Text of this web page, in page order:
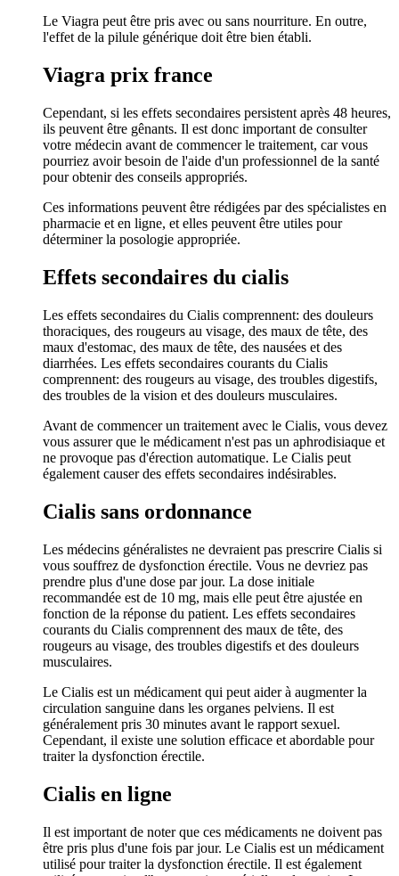
Le Viagra peut être pris avec ou sans nourriture. En outre,
l'effet de la pilule générique doit être bien établi.
Viagra prix france
Cependant, si les effets secondaires persistent après 48 heures,
ils peuvent être gênants. Il est donc important de consulter
votre médecin avant de commencer le traitement, car vous
pourriez avoir besoin de l'aide d'un professionnel de la santé
pour obtenir des conseils appropriés.
Ces informations peuvent être rédigées par des spécialistes en
pharmacie et en ligne, et elles peuvent être utiles pour
déterminer la posologie appropriée.
Effets secondaires du cialis
Les effets secondaires du Cialis comprennent: des douleurs
thoraciques, des rougeurs au visage, des maux de tête, des
maux d'estomac, des maux de tête, des nausées et des
diarrhées. Les effets secondaires courants du Cialis
comprennent: des rougeurs au visage, des troubles digestifs,
des troubles de la vision et des douleurs musculaires.
Avant de commencer un traitement avec le Cialis, vous devez
vous assurer que le médicament n'est pas un aphrodisiaque et
ne provoque pas d'érection automatique. Le Cialis peut
également causer des effets secondaires indésirables.
Cialis sans ordonnance
Les médecins généralistes ne devraient pas prescrire Cialis si
vous souffrez de dysfonction érectile. Vous ne devriez pas
prendre plus d'une dose par jour. La dose initiale
recommandée est de 10 mg, mais elle peut être ajustée en
fonction de la réponse du patient. Les effets secondaires
courants du Cialis comprennent des maux de tête, des
rougeurs au visage, des troubles digestifs et des douleurs
musculaires.
Le Cialis est un médicament qui peut aider à augmenter la
circulation sanguine dans les organes pelviens. Il est
généralement pris 30 minutes avant le rapport sexuel.
Cependant, il existe une solution efficace et abordable pour
traiter la dysfonction érectile.
Cialis en ligne
Il est important de noter que ces médicaments ne doivent pas
être pris plus d'une fois par jour. Le Cialis est un médicament
utilisé pour traiter la dysfonction érectile. Il est également